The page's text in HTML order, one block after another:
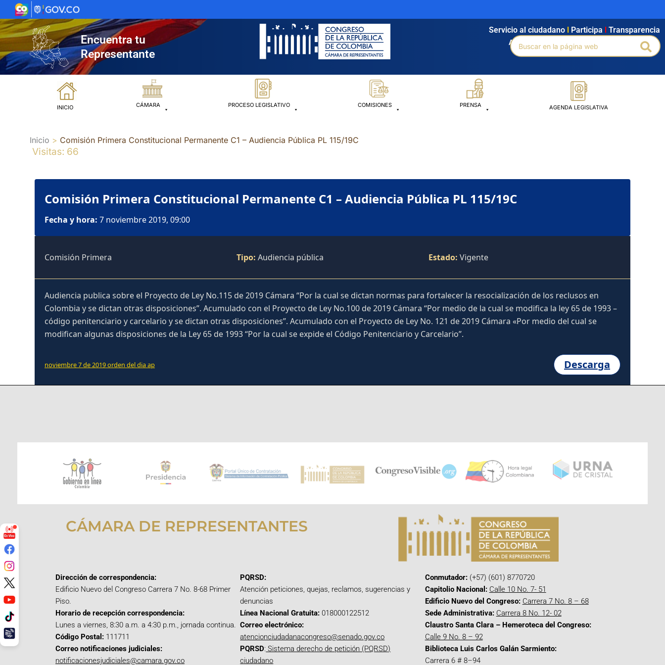
al
contenido
Encuentra tu
Representante
Agendamiento Intranet Búsqueda avanzada
Servicio al ciudadano Participa Transparencia
Buscar
por:
INICIO CÁMARA PROCESO LEGISLATIVO COMISIONES PRENSA AGENDA LEGISLATIVA
Inicio Comisión Primera Constitucional Permanente C1 – Audiencia Pública PL 115/19C
Visitas: 66
Comisión Primera Constitucional Permanente C1 – Audiencia Pública PL 115/19C
Fecha y hora: 7 noviembre 2019, 09:00
Comisión Primera Tipo: Audiencia pública Estado: Vigente
Audiencia publica sobre el Proyecto de Ley No.115 de 2019 Cámara “Por la cual se dictan normas para fortalecer la resocialización de los reclusos en
Colombia y se dictan otras disposiciones”. Acumulado con el Proyecto de Ley No.100 de 2019 Cámara “Por medio de la cual se modifica la ley 65 de 1993 –
código penitenciario y carcelario y se dictan otras disposiciones”. Acumulado con el Proyecto de Ley No. 121 de 2019 Cámara «Por medio del cual se
modifican algunas disposiciones de la Ley 65 de 1993 “Por la cual se expide el Código Penitenciario y Carcelario”.
noviembre 7 de 2019 orden del dia ap Descarga
CÁMARA DE REPRESENTANTES
Dirección de correspondencia:
Edificio Nuevo del Congreso Carrera 7 No. 8-68 Primer
Piso.
Horario de recepción correspondencia:
Lunes a viernes, 8:30 a.m. a 4:30 p.m., jornada continua.
Código Postal: 111711
Correo notificaciones judiciales:
notificacionesjudiciales@camara.gov.co
PQRSD:
Atención peticiones, quejas, reclamos, sugerencias y
denuncias
Línea Nacional Gratuita: 018000122512
Correo electrónico:
atencionciudadanacongreso@senado.gov.co
PQRSD: Sistema derecho de petición (PQRSD)
ciudadano
Conmutador:(+57) (601) 8770720
Capitolio Nacional: Calle 10 No. 7- 51
Edificio Nuevo del Congreso: Carrera 7 No. 8 – 68
Sede Administrativa: Carrera 8 No. 12- 02
Claustro Santa Clara – Hemeroteca del Congreso:
Calle 9 No. 8 – 92
Biblioteca Luis Carlos Galán Sarmiento:
Carrera 6 # 8–94